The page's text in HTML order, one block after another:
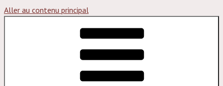
Aller au contenu principal